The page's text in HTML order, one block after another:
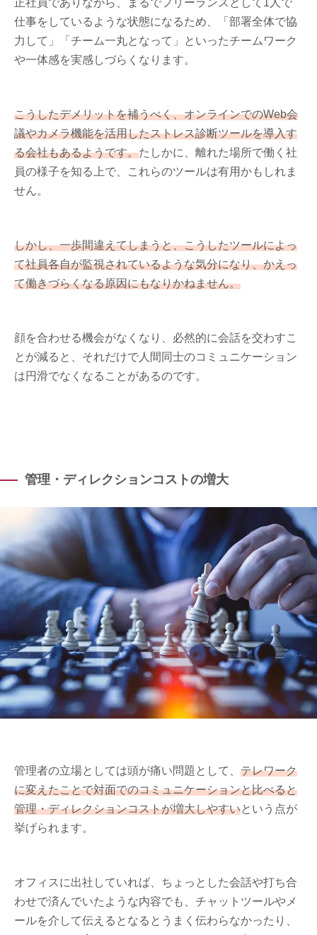
正社員でありながら、まるでフリーランスとして1人で
仕事をしているような状態になるため、「部署全体で協
力して」「チーム一丸となって」といったチームワーク
や一体感を実感しづらくなります。
こうしたデメリットを補うべく、オンラインでのWeb会
議やカメラ機能を活用したストレス診断ツールを導入す
る会社もあるようです。たしかに、離れた場所で働く社
員の様子を知る上で、これらのツールは有用かもしれま
せん。
しかし、一歩間違えてしまうと、こうしたツールによっ
て社員各自が監視されているような気分になり、かえっ
て働きづらくなる原因にもなりかねません。
顔を合わせる機会がなくなり、必然的に会話を交わすこ
とが減ると、それだけで人間同士のコミュニケーション
は円滑でなくなることがあるのです。
管理・ディレクションコストの増大
管理者の立場としては頭が痛い問題として、 テレワーク
に変えたことで対面でのコミュニケーションと比べると
管理・ディレクションコストが増大しやすいという点が
挙げられます。
オフィスに出社していれば、ちょっとした会話や打ち合
わせで済んでいたような内容でも、チャットツールやメ
ールを介して伝えるとなるとうまく伝わらなかったり、